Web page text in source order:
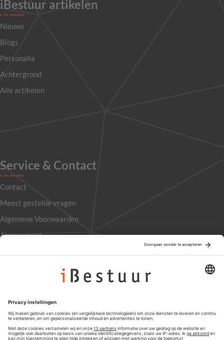
iBestuur artikelen
Nieuws
Blogs
Personalia
Achtergrond
Alle artikelen
Service & Contact
Contact
Meest gestelde vragen
Algemene Voorwaarden
Abonnement
Privacyinstellingen